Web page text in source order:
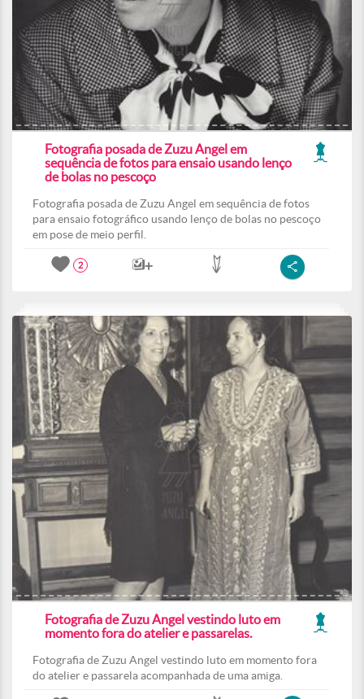
Fotografia posada de Zuzu Angel em
sequência de fotos para ensaio usando lenço
de bolas no pescoço
Fotografia posada de Zuzu Angel em sequência de fotos
para ensaio fotográfico usando lenço de bolas no pescoço
em pose de meio perfil.
2
Fotografia de Zuzu Angel vestindo luto em
momento fora do atelier e passarelas.
Fotografia de Zuzu Angel vestindo luto em momento fora
do atelier e passarela acompanhada de uma amiga.